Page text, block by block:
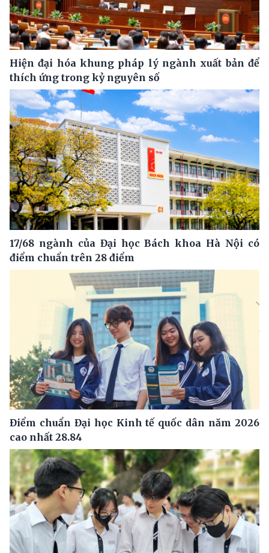
Hiện đại hóa khung pháp lý ngành xuất bản để
thích ứng trong kỷ nguyên số
17/68 ngành của Đại học Bách khoa Hà Nội có
điểm chuẩn trên 28 điểm
Điểm chuẩn Đại học Kinh tế quốc dân năm 2026
cao nhất 28.84